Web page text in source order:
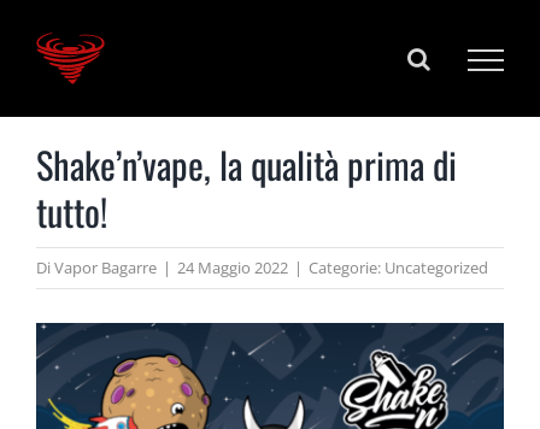
Shake’n’vape, la qualità prima di
tutto!
Di Vapor Bagarre | 24 Maggio 2022 | Categorie: Uncategorized